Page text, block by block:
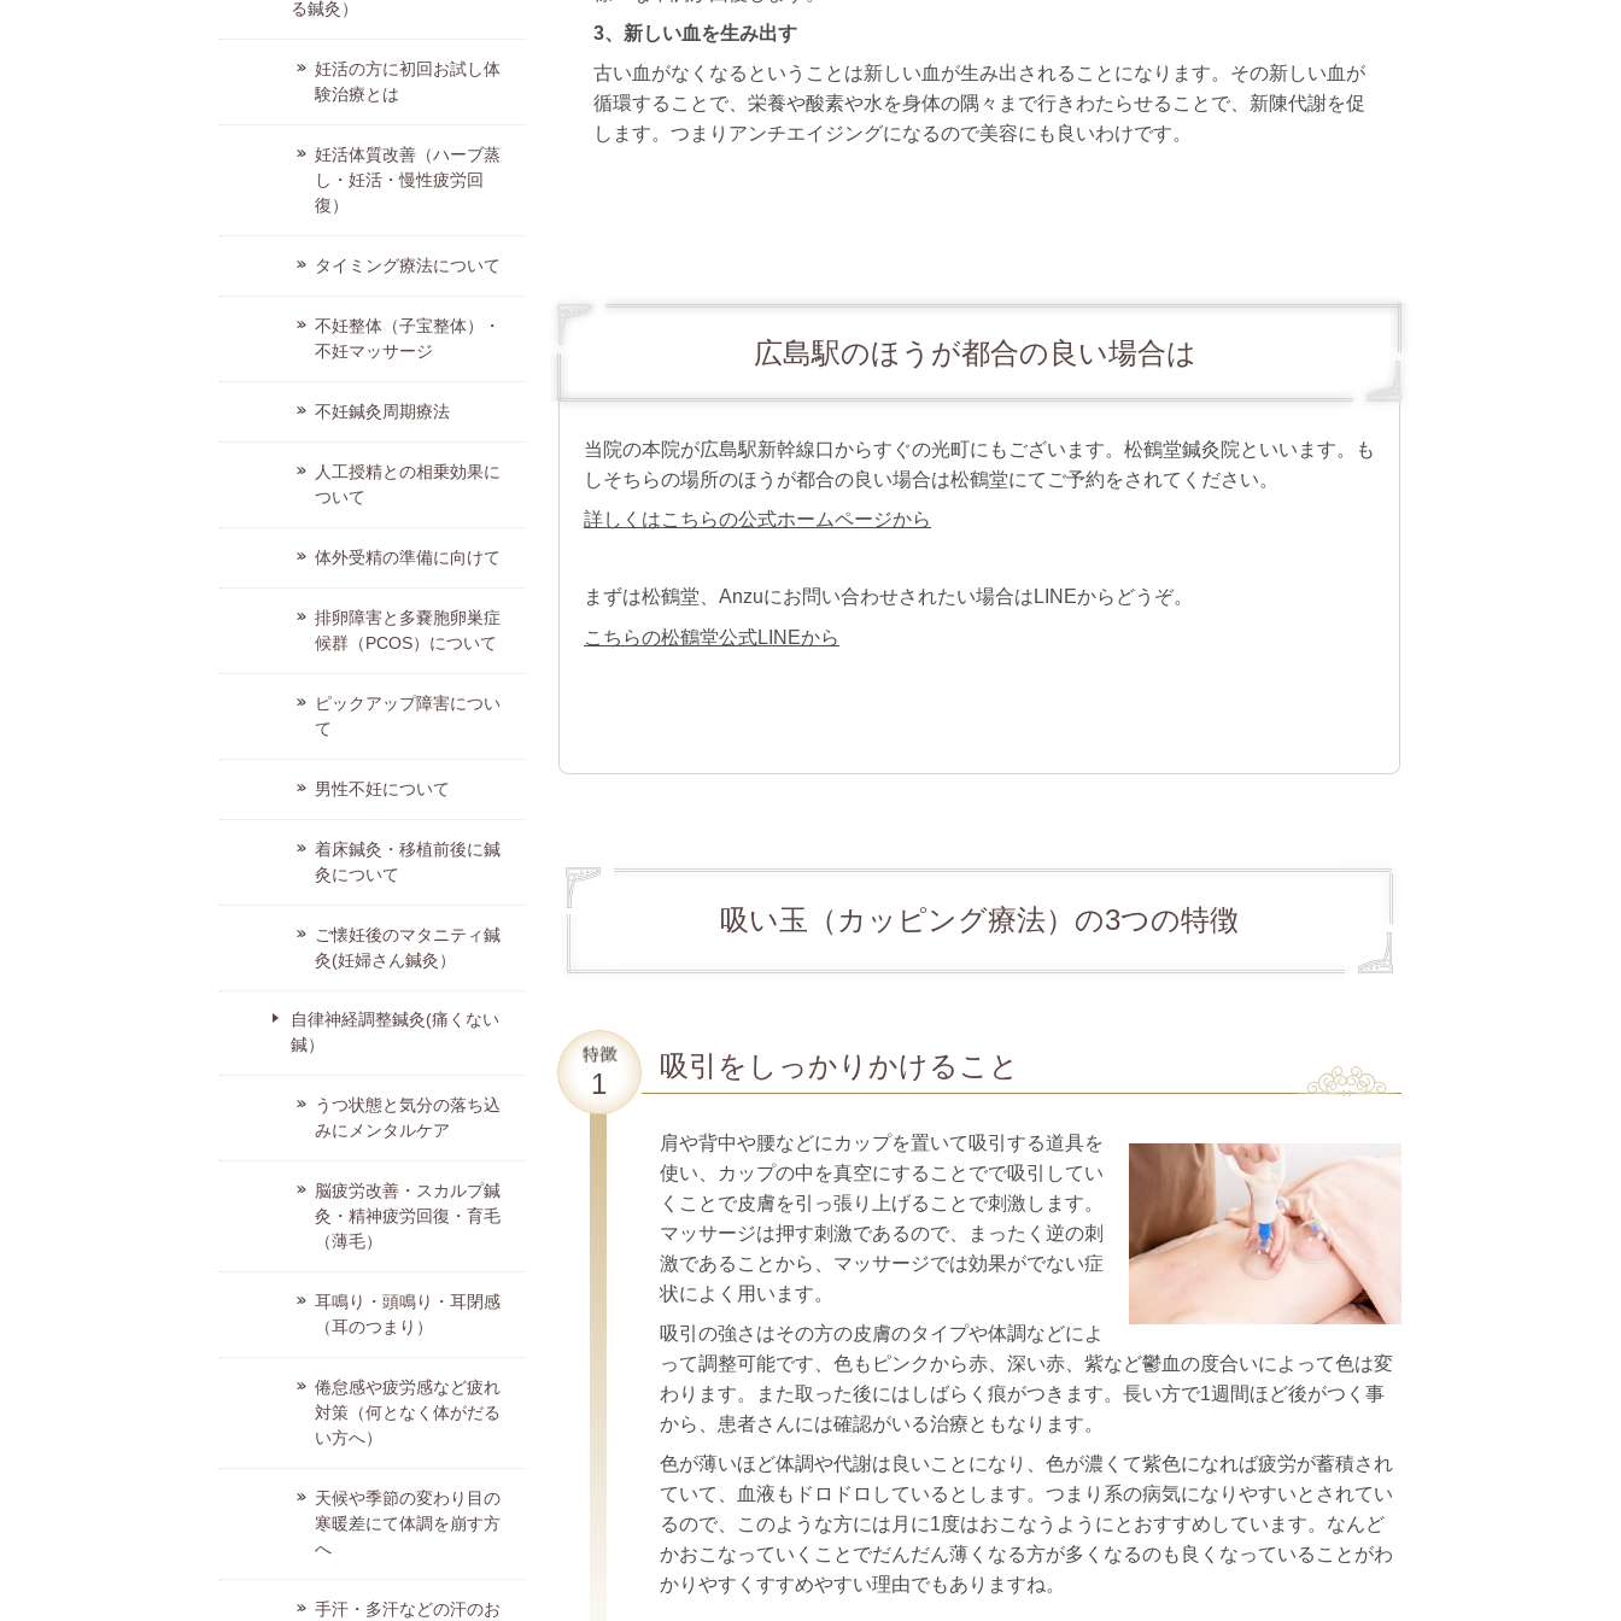
3、 新しい血を生み出す
古い血がなくなるということは新しい血が生み出されることになります。その新しい血が
循環することで、栄養や酸素や水を身体の隅々まで行きわたらせることで、新陳代謝を促
します。つまりアンチエイジングになるので美容にも良いわけです。
広島駅のほうが都合の良い場合は
当院の本院が広島駅新幹線口からすぐの光町にもございます。 松鶴堂鍼灸院といいます。
も
しそちらの場所のほうが都合の良い場合は松鶴堂にてご予約をされてください。
詳しくはこちらの公式ホームページから
まずは松鶴堂、Anzuにお問い合わせされたい場合はLINEからどうぞ。
こちらの松鶴堂公式LINEから
吸い玉（カッピング療法）の3つの特徴
吸引をしっかりかけること
肩や背中や腰などにカップを置いて吸引する道具を
使い、カップの中を真空にすることでで吸引してい
くことで皮膚を引っ張り上げることで刺激します。
マッサージは押す刺激であるので、まったく逆の刺
激であることから、マッサージでは効果がでない症
状によく用います。
吸引の強さはその方の皮膚のタイプや体調などによ
って調整可能です、色もピンクから赤、深い赤、紫など鬱血の度合いによって色は変
わります。また取った後にはしばらく痕がつきます。長い方で1週間ほど後がつく事
から、患者さんには確認がいる治療ともなります。
色が薄いほど体調や代謝は良いことになり、色が濃くて紫色になれば疲労が蓄積され
ていて、血液もドロドロしているとします。つまり系の病気になりやすいとされてい
るので、このような方には月に1度はおこなうようにとおすすめしています。なんど
かおこなっていくことでだんだん薄くなる方が多くなるのも良くなっていることがわ
かりやすくすすめやすい理由でもありますね。
る鍼灸）
妊活の方に初回お試し体
験治療とは
妊活体質改善（ハーブ蒸
し・妊活・慢性疲労回
復）
タイミング療法について
不妊整体（子宝整体）・
不妊マッサージ
不妊鍼灸周期療法
人工授精との相乗効果に
ついて
体外受精の準備に向けて
排卵障害と多嚢胞卵巣症
候群（PCOS）について
ピックアップ障害につい
て
男性不妊について
着床鍼灸・移植前後に鍼
灸について
ご懐妊後のマタニティ鍼
灸(妊婦さん鍼灸）
自律神経調整鍼灸(痛くない
鍼）
うつ状態と気分の落ち込
みにメンタルケア
脳疲労改善・スカルプ鍼
灸・精神疲労回復・育毛
（薄毛）
耳鳴り・頭鳴り・耳閉感
（耳のつまり）
倦怠感や疲労感など疲れ
対策（何となく体がだる
い方へ）
天候や季節の変わり目の
寒暖差にて体調を崩す方
へ
手汗・多汗などの汗のお